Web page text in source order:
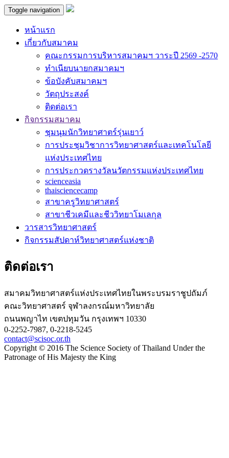
Toggle navigation
หน้าแรก
เกี่ยวกับสมาคม
คณะกรรมการบริหารสมาคมฯ วาระปี 2569 -2570
ทำเนียบนายกสมาคมฯ
ข้อบังคับสมาคมฯ
วัตถุประสงค์
ติดต่อเรา
กิจกรรมสมาคม
ชุมนุมนักวิทยาศาตร์รุ่นเยาว์
การประชุมวิชาการวิทยาศาสตร์และเทคโนโลยี
แห่งประเทศไทย
การประกวดรางวัลนวัตกรรมแห่งประเทศไทย
scienceasia
thaisciencecamp
สาขาครูวิทยาศาสตร์
สาขาชีวเคมีและชีววิทยาโมเลกุล
วารสารวิทยาศาสตร์
กิจกรรมสัปดาห์วิทยาศาสตร์แห่งชาติ
ติดต่อเรา
สมาคมวิทยาศาสตร์แห่งประเทศไทยในพระบรมราชูปถัมภ์
คณะวิทยาศาสตร์ จุฬาลงกรณ์มหาวิทยาลัย
ถนนพญาไท เขตปทุมวัน กรุงเทพฯ 10330
0-2252-7987, 0-2218-5245
contact@scisoc.or.th
Copyright © 2016 The Science Society of Thailand Under the
Patronage of His Majesty the King